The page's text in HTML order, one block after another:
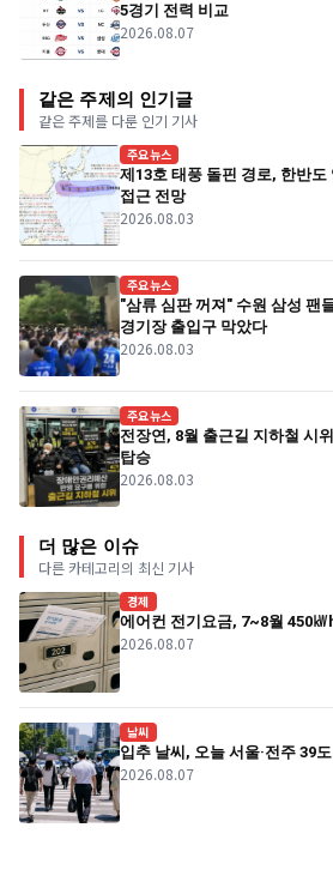
5경기 전력 비교
2026.08.07
같은 주제의 인기글
같은 주제를 다룬 인기 기사
주요뉴스
제13호 태풍 돌핀 경로, 한반
접근 전망
2026.08.03
주요뉴스
"삼류 심판 꺼져" 수원 삼성 팬
경기장 출입구 막았다
2026.08.03
주요뉴스
전장연, 8월 출근길 지하철 시
탑승
2026.08.03
더 많은 이슈
다른 카테고리의 최신 기사
경제
에어컨 전기요금, 7~8월 450㎾
2026.08.07
날씨
입추 날씨, 오늘 서울·전주 39
2026.08.07